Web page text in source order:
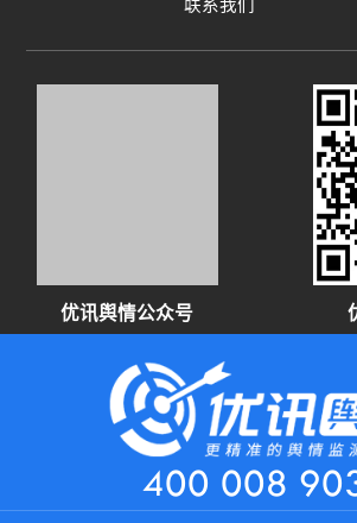
冲突。​10. 相关部门需提高人员内部
优讯舆情公众号
400 008